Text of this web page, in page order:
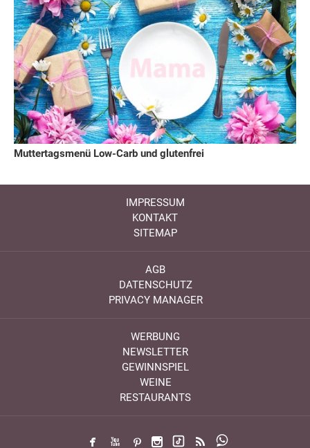
Muttertagsmenü Low-Carb und glutenfrei
IMPRESSUM
KONTAKT
SITEMAP
AGB
DATENSCHUTZ
PRIVACY MANAGER
WERBUNG
NEWSLETTER
GEWINNSPIEL
WEINE
RESTAURANTS